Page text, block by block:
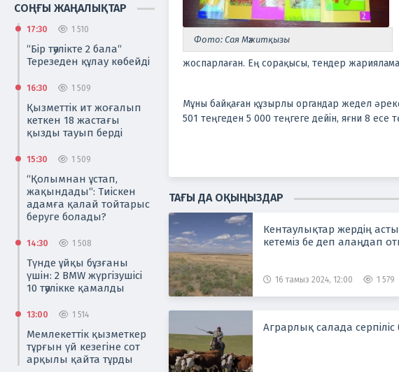
СОҢҒЫ ЖАҢАЛЫҚТАР
17:30 1 510
“Бір тәулікте 2 бала“
Терезеден құлау көбейді
16:30 1 509
Қызметтік ит жоғалып
кеткен 18 жастағы
қызды тауып берді
15:30 1 509
“Қолымнан ұстап,
жақындады“: Тиіскен
адамға қалай тойтарыс
беруге болады?
14:30 1 508
Түнде ұйқы бұзғаны
үшін: 2 BMW жүргізушісі
10 тәулікке қамалды
13:00 1 514
Мемлекеттік қызметкер
тұрғын үй кезегіне сот
арқылы қайта тұрды
Фото: Сая Мәжитқызы
жоспарлаған. Ең сорақысы, тендер
Мұны байқаған құзырлы органдар жедел
501 теңгеден 5 000 теңгеге дейін, яғни 8
ТАҒЫ ДА ОҚЫҢЫЗДАР
Кентаулықтар жердің
кетеміз бе деп алаңдап
16 тамыз 2024, 12:00 1 579
Аграрлық салада серпіліс